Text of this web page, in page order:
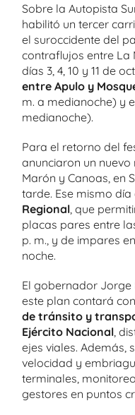
Sobre la Autopista
habilitó un tercer
el suroccidente del
contraflujos entre La
días 3, 4, 10 y 11 de
entre Apulo y
m. a medianoche) y
medianoche).
Para el retorno del
anunciaron un
Marón y Canoas, en
tarde. Ese mismo
Regional , que
placas pares entre
p. m., y de impares
noche.
El gobernador Jorge
este plan contará
de tránsito y
Ejército Nacional ,
ejes viales. Además,
velocidad y
terminales,
gestores en puntos